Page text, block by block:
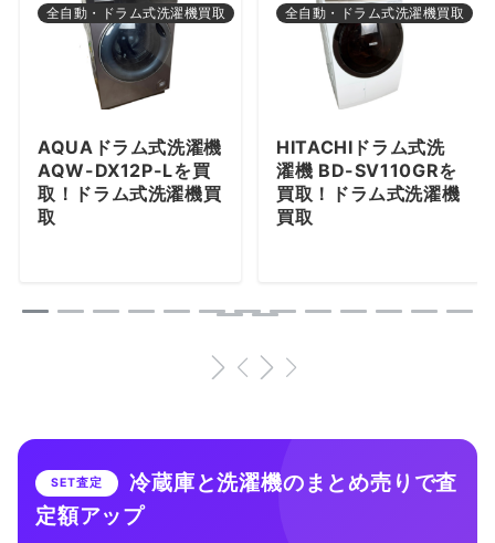
全自動・ドラム式洗濯機買取
AQUAドラム式洗濯機
AQW-DX12P-Lを買
取！ドラム式洗濯機買
取
全自動・ドラム式洗濯機買取
HITACHIドラム式洗
濯機 BD-SV110GRを
買取！ドラム式洗濯機
買取
SET査定
冷蔵庫と洗濯機のまとめ売りで査
定額アップ